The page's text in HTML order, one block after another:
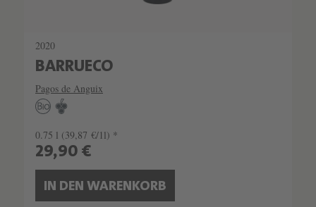
2020
BARRUECO
Pagos de Anguix
0.75 l (39,87 €/1l) *
29,90 €
IN DEN WARENKORB